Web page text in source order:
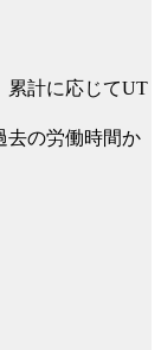
累計に応じてUT
去の労働時間か